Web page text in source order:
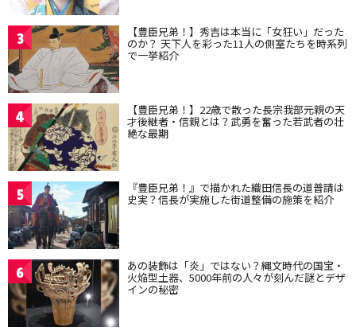
3 【豊臣兄弟！】秀吉は本当に「女狂い」だった
のか？ 天下人を彩った11人の側室たちを時系列
で一挙紹介
4 【豊臣兄弟！】22歳で散った長宗我部元親の天
才後継者・信親とは？武勇を奮った若武者の壮
絶な最期
5 『豊臣兄弟！』で描かれた織田信長の道普請は
史実？信長が実施した街道整備の施策を紹介
6 あの装飾は「炎」ではない？縄文時代の国宝・
火焔型土器、5000年前の人々が刻んだ謎とデザ
インの秘密